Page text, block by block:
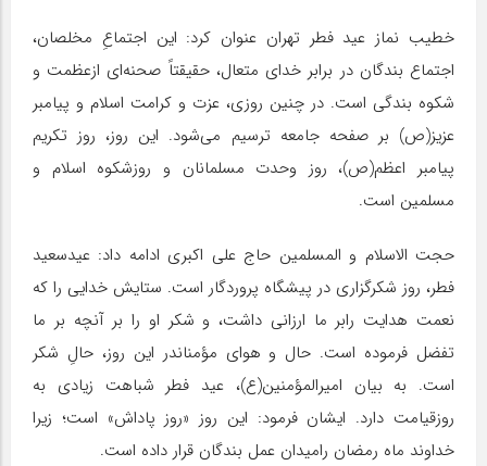
خطیب نماز عید فطر تهران عنوان کرد: این اجتماعِ مخلصان،
اجتماع بندگان در برابر خدای متعال، حقیقتاً صحنه‌ای ازعظمت و
شکوه بندگی است. در چنین روزی، عزت و کرامت اسلام و پیامبر
عزیز(ص) بر صفحه جامعه ترسیم می‌شود. این روز، روز تکریم
پیامبر اعظم(ص)، روز وحدت مسلمانان و روزشکوه اسلام و
مسلمین است.
حجت الاسلام و المسلمین حاج علی اکبری ادامه داد: عیدسعید
فطر، روز شکرگزاری در پیشگاه پروردگار است. ستایش خدایی را که
نعمت هدایت رابر ما ارزانی داشت، و شکر او را بر آنچه بر ما
تفضل فرموده است. حال و هوای مؤمناندر این روز، حالِ شکر
است. به بیان امیرالمؤمنین(ع)، عید فطر شباهت زیادی به
روزقیامت دارد. ایشان فرمود: این روز «روز پاداش» است؛ زیرا
خداوند ماه رمضان رامیدان عمل بندگان قرار داده است.